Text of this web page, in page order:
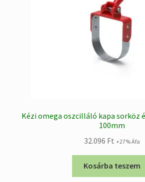
Kézi omega oszcilláló kapa sorköz
100mm
32.096 Ft +27% Áfa
Kosárba teszem